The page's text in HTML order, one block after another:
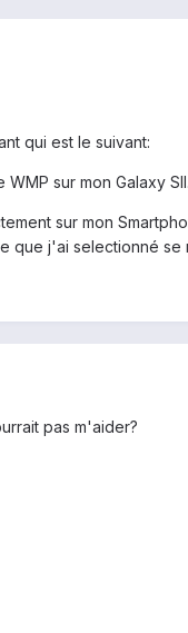
qui est le suivant:
sur mon Galaxy SII.
sur mon
que j'ai selectionné se
pas m'aider?